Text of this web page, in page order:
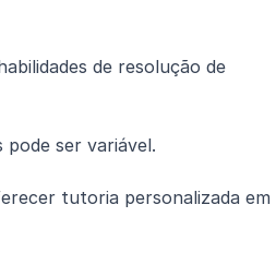
pode ser variável.
tutoria personalizada em